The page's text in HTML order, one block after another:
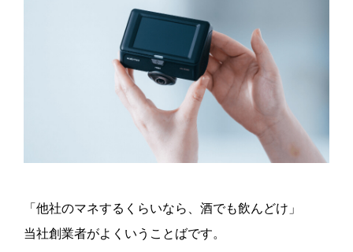
「他社のマネするくらいなら、酒でも飲んどけ」
当社創業者がよくいうことばです。